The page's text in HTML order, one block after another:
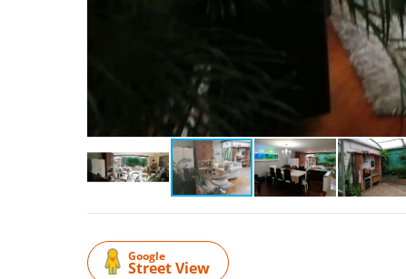
Google
Street View